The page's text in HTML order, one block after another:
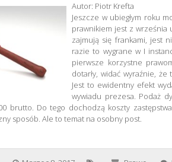
Autor: Piotr Krefta
Jeszcze w ubiegłym roku
prawnikiem jest z września
zajmują się frankami, jest
razie to wygrane w I
pierwsze korzystne
dotarły, widać wyraźnie,
Jest to ewidentny efekt
wywiadu prezesa. Podaż
brutto. Do tego dochodzą koszty
sposób. Ale to temat na osobny post.